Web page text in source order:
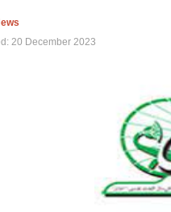
20 December 2023